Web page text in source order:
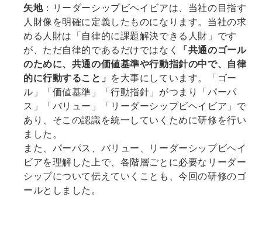
矢地：リーダーシップビヘイビアは、当社の目指す
人財像を明確に定義したものになります。当社の求
める人財は「自律的に課題解決できる人財」です
が、ただ自律的であるだけではなく
「共通のゴール
のために、共通の価値基準や行動指針の中で、自律
的に行動すること」 を大事にしています。「ゴー
ル」「価値基準」「行動指針」がつまり「パーパ
ス」「バリュー」「リーダーシップビヘイビア」で
あり、そこの認識を統一していくために研修を行い
ました。
また、パーパス、バリュー、リーダーシップビヘイ
ビアを理解した上で、各階層ごとに必要なリーダー
シップについて伝えていくことも、今回の研修のゴ
ールとしました。